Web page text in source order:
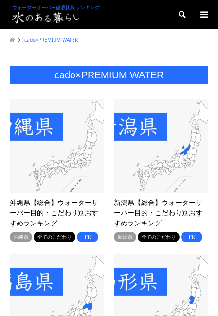
ウォーターサーバー徹底比較ランキング
検索
cado×PREMIUM WATER
cado×PREMIUM WATER
沖縄県【総合】ウォーターサ
ーバー目的・こだわり別おす
すめランキング
沖縄県 全てのこだわり PR
新潟県【総合】ウォーターサ
ーバー目的・こだわり別おす
すめランキング
新潟県 全てのこだわり PR